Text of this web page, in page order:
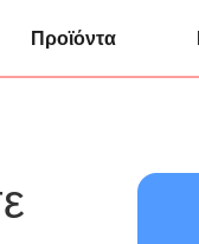
Προϊόντα